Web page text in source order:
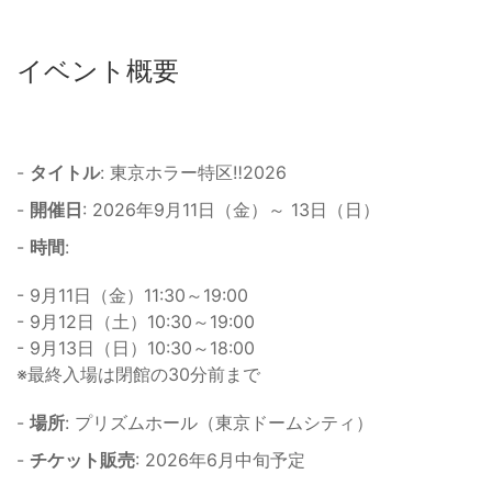
イベント概要
- タイトル: 東京ホラー特区‼2026
- 開催日 : 2026年9月11日（金）～ 13日（日）
- 時間:
- 9月11日（金）11:30～19:00
- 9月12日（土）10:30～19:00
- 9月13日（日）10:30～18:00
※最終入場は閉館の30分前まで
- 場所: プリズムホール（東京ドームシティ）
- チケット販売: 2026年6月中旬予定